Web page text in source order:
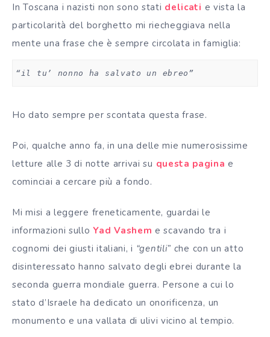
In Toscana i nazisti non sono stati delicati e vista la
particolarità del borghetto mi riecheggiava nella
mente una frase che è sempre circolata in famiglia:
“il tu’ nonno ha salvato un ebreo”
Ho dato sempre per scontata questa frase.
Poi, qualche anno fa, in una delle mie numerosissime
letture alle 3 di notte arrivai su questa pagina e
cominciai a cercare più a fondo.
Mi misi a leggere freneticamente, guardai le
informazioni sulloYad Vashem e scavando tra i
cognomi dei giusti italiani, i “gentili” che con un atto
disinteressato hanno salvato degli ebrei durante la
seconda guerra mondiale guerra. Persone a cui lo
stato d’Israele ha dedicato un onorificenza, un
monumento e una vallata di ulivi vicino al tempio.